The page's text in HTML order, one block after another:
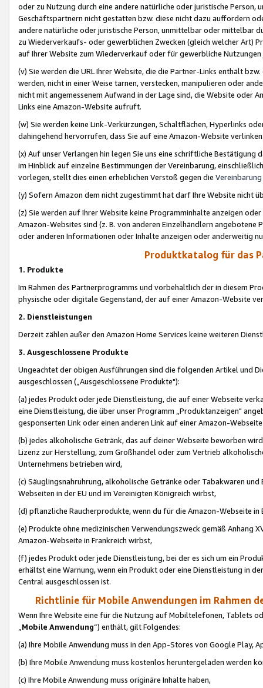
oder zu Nutzung durch eine andere natürliche oder juristische
Geschäftspartnern nicht gestatten bzw. diese nicht dazu auffordern
andere natürliche oder juristische Person, unmittelbar oder mittelbar
zu Wiederverkaufs- oder gewerblichen Zwecken (gleich welcher Art)
auf Ihrer Website zum Wiederverkauf oder für gewerbliche
(v) Sie werden die URL Ihrer Website, die die Partner-Links enthält
werden, nicht in einer Weise tarnen, verstecken, manipulieren oder
nicht mit angemessenem Aufwand in der Lage sind, die Website oder
Links eine Amazon-Website aufruft.
(w) Sie werden keine Link-Verkürzungen, Schaltflächen, Hyperlinks
dahingehend hervorrufen, dass Sie auf eine Amazon-Website
(x) Auf unser Verlangen hin legen Sie uns eine schriftliche
im Hinblick auf einzelne Bestimmungen der Vereinbarung,
vorlegen, stellt dies einen erheblichen Verstoß gegen die Vereinbarung
(y) Sofern Amazon dem nicht zugestimmt hat darf Ihre Website nicht
(z) Sie werden auf Ihrer Website keine Programminhalte anzeigen
Amazon-Websites sind (z. B. von anderen Einzelhändlern
oder anderen Informationen oder Inhalte anzeigen oder anderweitig
Produktkatalog für das
1. Produkte
Im Rahmen des Partnerprogramms und vorbehaltlich der in diesem
physische oder digitale Gegenstand, der auf einer Amazon-Website
2. Dienstleistungen
Derzeit zählen außer den Amazon Home Services keine weiteren
3. Ausgeschlossene Produkte
Ungeachtet der obigen Ausführungen sind die folgenden Artikel und
ausgeschlossen („Ausgeschlossene Produkte"):
(a) jedes Produkt oder jede Dienstleistung, die auf einer Webseite
eine Dienstleistung, die über unser Programm „Produktanzeigen"
gesponserten Link oder einen anderen Link auf einer Amazon-
(b) jedes alkoholische Getränk, das auf deiner Webseite beworben
Lizenz zur Herstellung, zum Großhandel oder zum Vertrieb
Unternehmens betrieben wird,
(c) Säuglingsnahruhrung, alkoholische Getränke oder Tabakwaren
Webseiten in der EU und im Vereinigten Königreich wirbst,
(d) pflanzliche Raucherprodukte, wenn du für die Amazon-Webseite in
(e) Produkte ohne medizinischen Verwendungszweck gemäß Anhang
Amazon-Webseite in Frankreich wirbst,
(f) jedes Produkt oder jede Dienstleistung, bei der es sich um ein
erhältst eine Warnung, wenn ein Produkt oder eine Dienstleistung in
Central ausgeschlossen ist.
Richtlinie für Mobile Anwendungen im Rahmen
Wenn Ihre Website eine für die Nutzung auf Mobiltelefonen, Tablets
„Mobile Anwendung“) enthält, gilt Folgendes:
(a) Ihre Mobile Anwendung muss in den App-Stores von Google Play,
(b) Ihre Mobile Anwendung muss kostenlos heruntergeladen werden
(c) Ihre Mobile Anwendung muss originäre Inhalte haben,